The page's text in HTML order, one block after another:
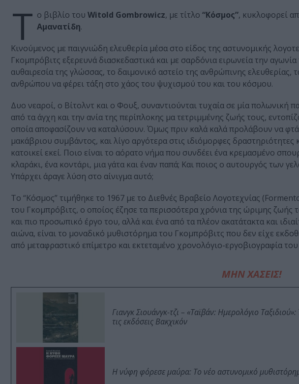
Τ ο βιβλίο του Witold Gombrowicz, με τίτλο “Κόσμος”, κυκλοφορεί
Αμανατίδη.
Κινούμενος με παιγνιώδη ελευθερία μέσα στο είδος της αστυνομικής
Γκομπρόβιτς εξερευνά διασκεδαστικά και με σαρδόνια ειρωνεία την
αυθαιρεσία της γλώσσας, το δαιμονικό αστείο της ανθρώπινης ελευθερίας,
ανθρώπου να φέρει τάξη στο χάος του ψυχισμού του και του κόσμου.
Δυο νεαροί, ο Βίτολντ και ο Φουξ, συναντιούνται τυχαία σε μία πολωνική
από τα άγχη και την ανία της περίπλοκης μα τετριμμένης ζωής τους,
οποία αποφασίζουν να καταλύσουν. Όμως πριν καλά καλά προλάβουν να
μακάβριου συμβάντος, και λίγο αργότερα στις ιδιόμορφες δραστηριότητες
κατοικεί εκεί. Ποιο είναι το αόρατο νήμα που συνδέει ένα κρεμασμένο
κλαράκι, ένα κοντάρι, μια γάτα και έναν παπά; Και ποιος ο αυτουργός των
Υπάρχει άραγε λύση στο αίνιγμα αυτό;
Το “Κόσμος” τιμήθηκε το 1967 με το Διεθνές Βραβείο Λογοτεχνίας
του Γκομπρόβιτς, ο οποίος έζησε τα περισσότερα χρόνια της ώριμης ζωής
και πιο προσωπικό έργο του, αλλά και ένα από τα πλέον ακατάτακτα και
αιώνα, είναι το μοναδικό μυθιστόρημα του Γκομπρόβιτς που δεν είχε
από μεταφραστικό επίμετρο και εκτεταμένο χρονολόγιο-εργοβιογραφία
ΜΗΝ ΧΑΣΕΙΣ!
Γιανγκ Σιουάνγκ-τζι – «Ταϊβάν: Ημερολόγιο
τις εκδόσεις Βακχικόν
Η νύφη φόρεσε μαύρα: Το νέο αστυνομικό